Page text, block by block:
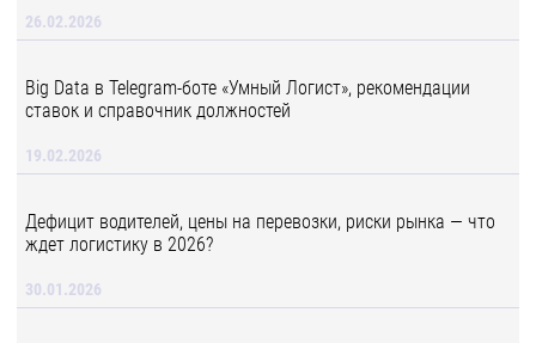
26.02.2026
Big Data в Telegram-боте «Умный Логист», рекомендации
ставок и справочник должностей
19.02.2026
Дефицит водителей, цены на перевозки, риски рынка — что
ждет логистику в 2026?
30.01.2026